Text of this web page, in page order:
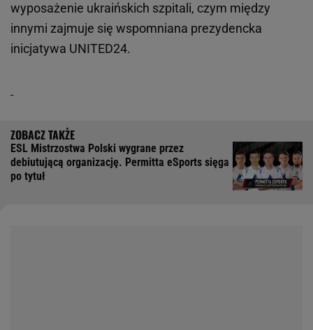
wyposażenie ukraińskich szpitali, czym między
innymi zajmuje się wspomniana prezydencka
inicjatywa UNITED24.
ESL Mistrzostwa Polski wygrane przez
debiutującą organizację. Permitta eSports sięga
po tytuł